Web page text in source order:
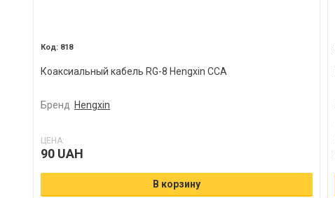
818
Коаксиальный кабель RG-8 Hengxin CCA
Бренд Hengxin
ЦЕНА:
90 UAH
В корзину